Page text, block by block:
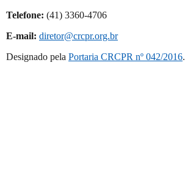
Telefone: (41) 3360-4706
E-mail: diretor@crcpr.org.br
Designado pela Portaria CRCPR nº 042/2016.